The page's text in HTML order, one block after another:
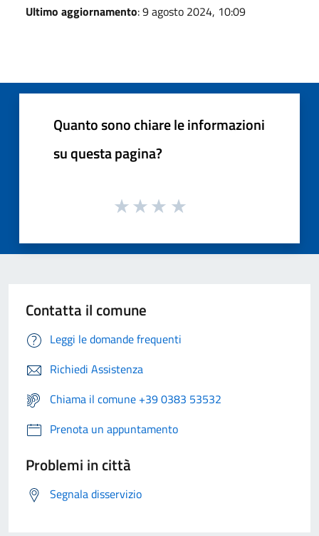
Ultimo aggiornamento: 9 agosto 2024, 10:09
Quanto sono chiare le informazioni
su questa pagina?
Contatta il comune
Leggi le domande frequenti
Richiedi Assistenza
Chiama il comune +39 0383 53532
Prenota un appuntamento
Problemi in città
Segnala disservizio